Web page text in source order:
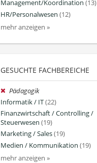
Management/Koordination (13)
HR/Personalwesen (12)
mehr anzeigen »
GESUCHTE FACHBEREICHE
Pädagogik
Informatik / IT(22)
Finanzwirtschaft / Controlling /
Steuerwesen (19)
Marketing / Sales(19)
Medien / Kommunikation (19)
mehr anzeigen »